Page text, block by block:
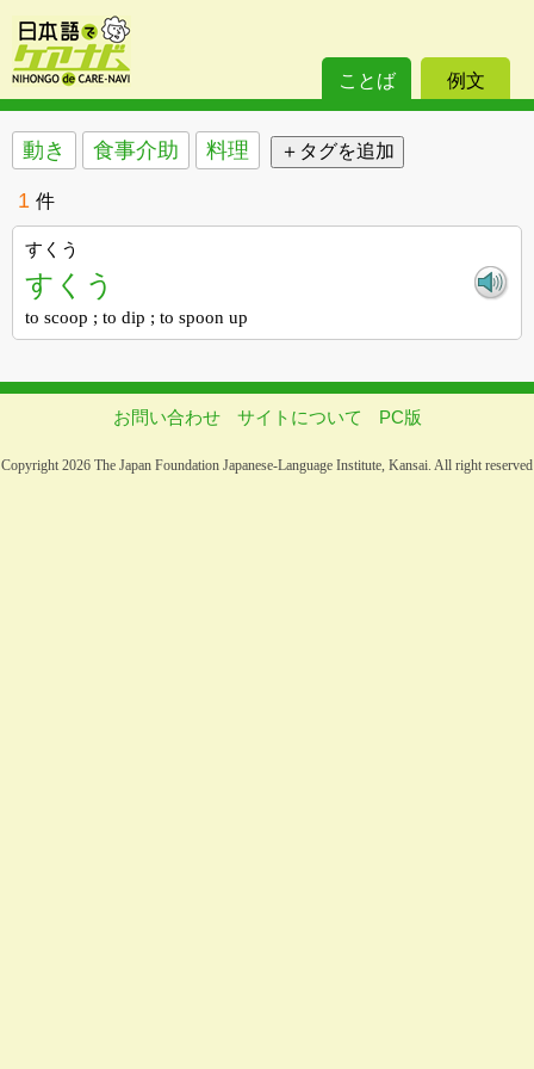
ことば 例文
動き 食事介助 料理
1 件
すくう
すくう
to scoop ; to dip ; to spoon up
お問い合わせ サイトについて PC版
Copyright 2026 The Japan Foundation Japanese-Language Institute, Kansai. All right reserved